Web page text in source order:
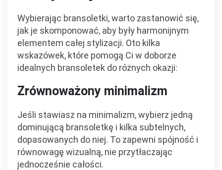
Wybierając bransoletki, warto zastanowić się,
jak je skomponować, aby były harmonijnym
elementem całej stylizacji. Oto kilka
wskazówek, które pomogą Ci w doborze
idealnych bransoletek do różnych okazji:
Zrównoważony minimalizm
Jeśli stawiasz na minimalizm, wybierz jedną
dominującą bransoletkę i kilka subtelnych,
dopasowanych do niej. To zapewni spójność i
równowagę wizualną, nie przytłaczając
jednocześnie całości.